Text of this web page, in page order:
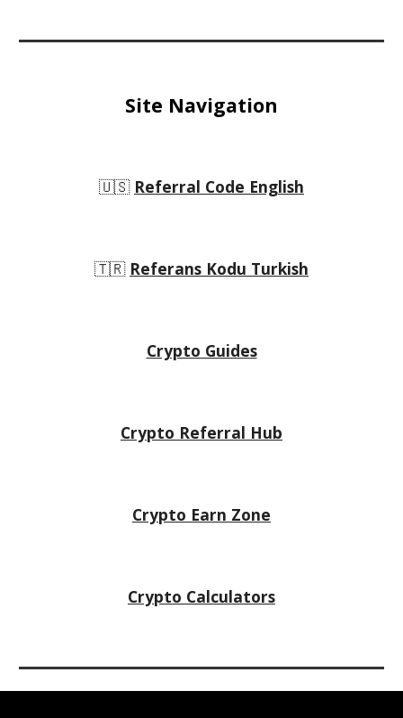
Site Navigation
🇺🇸 Referral Code English
🇹🇷 Referans Kodu Turkish
Crypto Guides
Crypto Referral Hub
Crypto Earn Zone
Crypto Calculators